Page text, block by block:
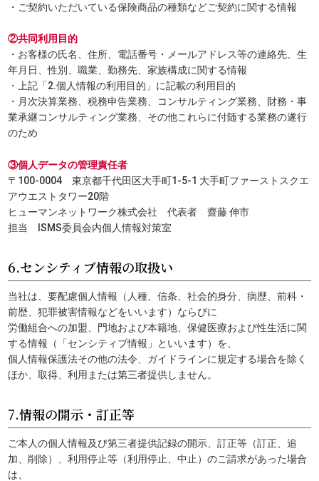
・ご契約いただいている保険商品の種類などご契約に関する情報
②共同利用目的
・お客様の氏名、住所、電話番号・メールアドレス等の連絡先、生
年月日、性別、職業、勤務先、家族構成に関する情報
・上記「2.個人情報の利用目的」に記載の利用目的
・月次決算業務、税務申告業務、コンサルティング業務、財務・事
業承継コンサルティング業務、その他これらに付随する業務の遂行
のため
③個人データの管理責任者
〒100-0004 東京都千代田区大手町1-5-1 大手町ファーストスクエ
アウエストタワー20階
ヒューマンネットワーク株式会社 代表者 齋藤 伸市
担当 ISMS委員会内個人情報対策室
6.センシティブ情報の取扱い
当社は、要配慮個人情報（人種、信条、社会的身分、病歴、前科・
前歴、犯罪被害情報などをいいます）ならびに
労働組合への加盟、門地および本籍地、保健医療および性生活に関
する情報（「センシティブ情報」といいます）を、
個人情報保護法その他の法令、ガイドラインに規定する場合を除く
ほか、取得、利用または第三者提供しません。
7.情報の開示・訂正等
ご本人の個人情報及び第三者提供記録の開示、訂正等（訂正、追
加、削除）、利用停止等（利用停止、中止）のご請求があった場合
は、